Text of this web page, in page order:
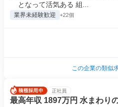
となって活気ある 組...
業界未経験歓迎 +22個
この企業の類似
正社員
最高年収 1897万円 水まわり